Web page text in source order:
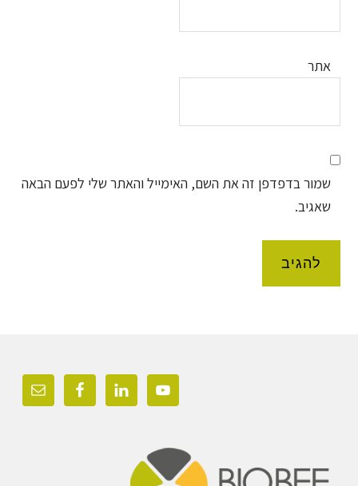
אתר
שמור בדפדפן זה את השם, האימייל והאתר שלי לפעם הבאה
שאגיב.